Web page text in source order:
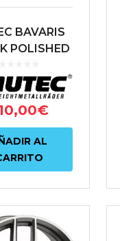
BAVARIS
POLISHED
NEGRO
€
AL